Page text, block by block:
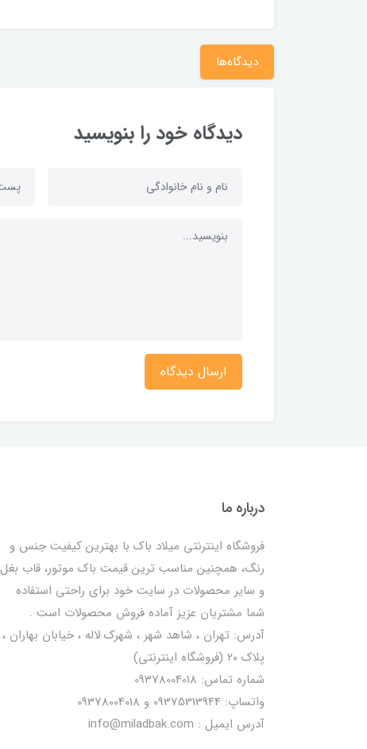
دیدگاه‌ها
دیدگاه خود را بنویسید
ارسال دیدگاه
درباره ما
فروشگاه اینترنتی میلاد باک با بهترین کیفیت جنس و
رنگ، همچنین مناسب ترین قیمت باک موتور، قاب بغل
و سایر محصولات در سایت خود برای راحتی استفاده
شما مشتریان عزیز آماده فروش محصولات است .
آدرس: تهران ، شاهد شهر ، شهرک لاله ، خیابان بهاران ،
پلاک ۲۰ (فروشگاه اینترنتی)
شماره تماس: 09378004018
واتساپ: 09375313944 و 09378004018
آدرس ایمیل : info@miladbak.com